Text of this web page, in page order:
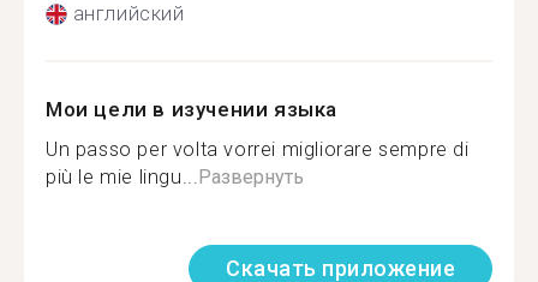
английский
Мои цели в изучении языка
Un passo per volta vorrei migliorare sempre di
più le mie lingu...Развернуть
Скачать приложение